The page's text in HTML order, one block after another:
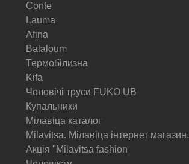
Conte
Lauma
Afina
Balaloum
Термобілизна
Kifa
Чоловічі труси FUKO UB
Купальники
Мілавіца каталог
Milavitsa. Мілавіца інтернет магазин.
Акція "Milavitsa fashion